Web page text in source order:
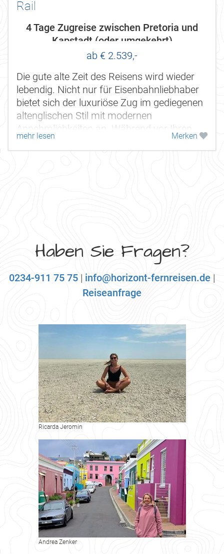
Rail
4 Tage Zugreise zwischen Pretoria und
Kapstadt (oder umgekehrt)
ab € 2.539,-
Die gute alte Zeit des Reisens wird wieder
lebendig. Nicht nur für Eisenbahnliebhaber
bietet sich der luxuriöse Zug im gediegenen
altenglischen Stil mit modernen
Annehmlichkeiten an. Während vor Ihren
Augen die faszinierenden...
mehr lesen Merken
Haben Sie Fragen?
0234-911 75 75 | info@horizont-fernreisen.de |
Reiseanfrage
Ricarda Jeromin
Andrea Zenker